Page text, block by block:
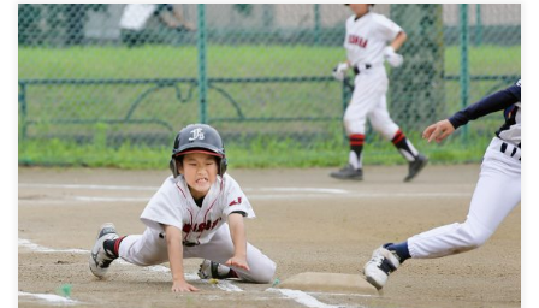
ファイブK大会のリーグ戦も後半戦となりました。 監督より「練
習時いつも一生懸命ボ […]